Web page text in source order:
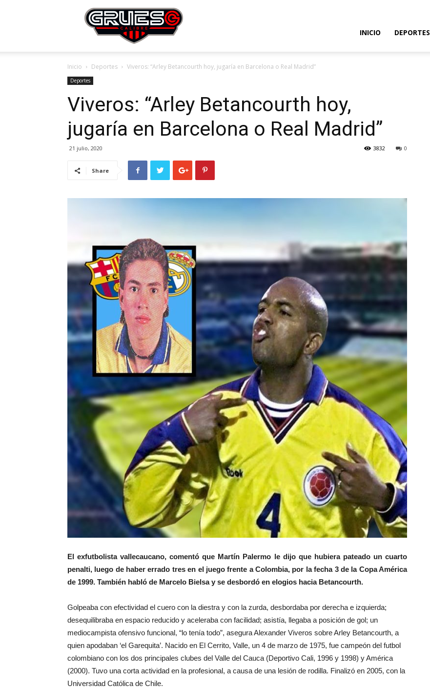
INICIO DEPORTES
Inicio Deportes Viveros: “Arley Betancourth hoy, jugaría en Barcelona o Real Madrid”
Deportes
Viveros: “Arley Betancourth hoy,
jugaría en Barcelona o Real Madrid”
21 julio, 2020 0
3832
Share
El exfutbolista vallecaucano, comentó que Martín Palermo le dijo que hubiera pateado un cuarto
penalti, luego de haber errado tres en el juego frente a Colombia, por la fecha 3 de la Copa América
de 1999. También habló de Marcelo Bielsa y se desbordó en elogios hacia Betancourth.
Golpeaba con efectividad el cuero con la diestra y con la zurda, desbordaba por derecha e izquierda;
desequilibraba en espacio reducido y aceleraba con facilidad; asistía, llegaba a posición de gol; un
mediocampista ofensivo funcional, “lo tenía todo”, asegura Alexander Viveros sobre Arley Betancourth, a
quien apodaban ‘el Garequita’. Nacido en El Cerrito, Valle, un 4 de marzo de 1975, fue campeón del futbol
colombiano con los dos principales clubes del Valle del Cauca (Deportivo Cali, 1996 y 1998) y América
(2000). Tuvo una corta actividad en la profesional, a causa de una lesión de rodilla. Finalizó en 2005, con la
Universidad Católica de Chile.